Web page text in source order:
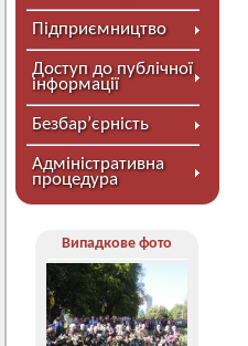
Підприємництво
Доступ до публічної
інформації
Безбар’єрність
Адміністративна
процедура
Випадкове фото